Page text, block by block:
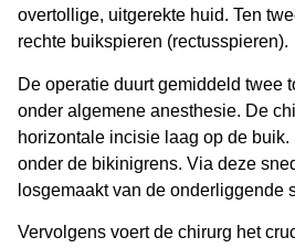
overtollige, uitgerekte huid. Ten
rechte buikspieren (rectusspieren).
De operatie duurt gemiddeld twee
onder algemene anesthesie. De
horizontale incisie laag op de buik.
onder de bikinigrens. Via deze
losgemaakt van de onderliggende
Vervolgens voert de chirurg het